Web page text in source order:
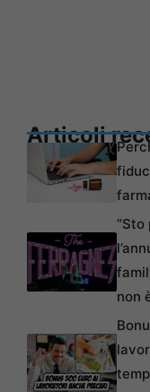
Articoli
“Sto
non